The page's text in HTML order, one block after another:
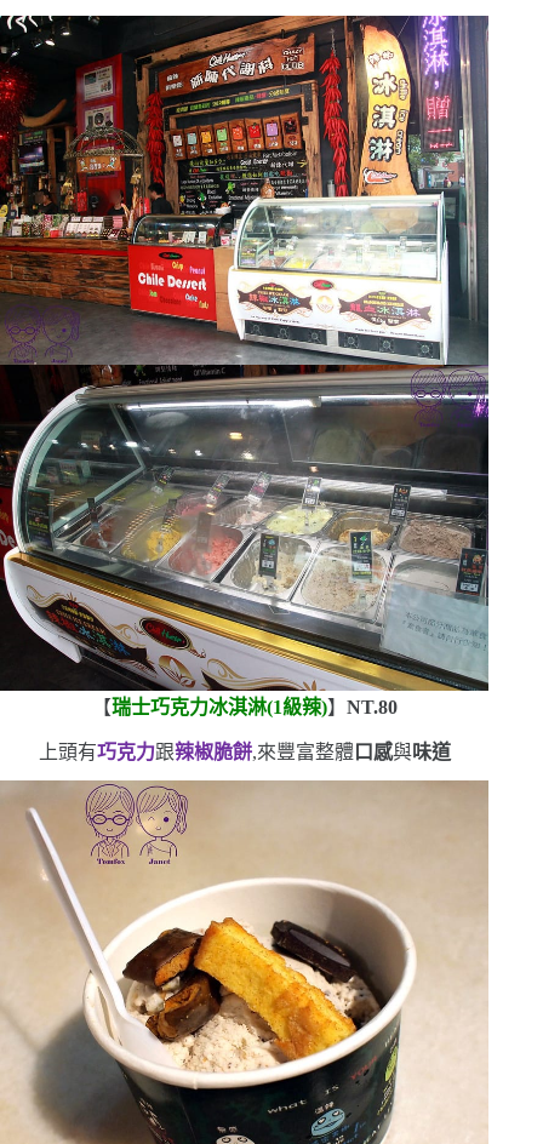
【瑞士巧克力冰淇淋(1級辣)】 NT.80
上頭有巧克力跟辣椒脆餅,來豐富整體 口感與味道